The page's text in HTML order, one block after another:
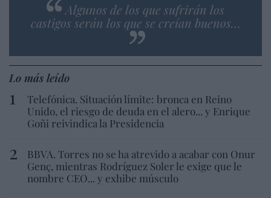
Algunos de los que sufrirán los
castigos serán los que se creían buenos…
Lo más leído
Telefónica. Situación límite: bronca en Reino
Unido, el riesgo de deuda en el alero... y Enrique
Goñi reivindica la Presidencia
BBVA. Torres no se ha atrevido a acabar con Onur
Genç, mientras Rodríguez Soler le exige que le
nombre CEO... y exhibe músculo